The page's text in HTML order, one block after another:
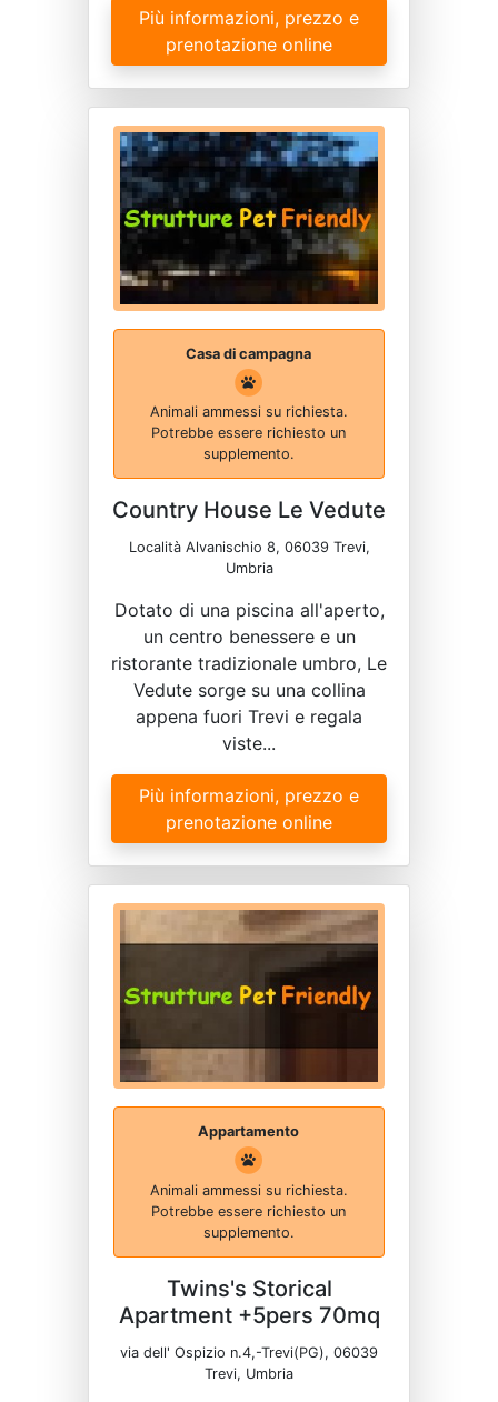
Più informazioni, prezzo e
prenotazione online
Casa di campagna
Animali ammessi su richiesta.
Potrebbe essere richiesto un
supplemento.
Country House Le Vedute
Località Alvanischio 8, 06039 Trevi,
Umbria
Dotato di una piscina all'aperto,
un centro benessere e un
ristorante tradizionale umbro, Le
Vedute sorge su una collina
appena fuori Trevi e regala
viste...
Più informazioni, prezzo e
prenotazione online
Appartamento
Animali ammessi su richiesta.
Potrebbe essere richiesto un
supplemento.
Twins's Storical
Apartment +5pers 70mq
via dell' Ospizio n.4,-Trevi(PG), 06039
Trevi, Umbria